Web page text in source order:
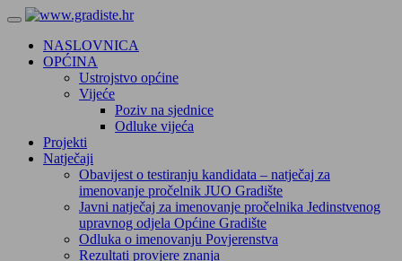
NASLOVNICA
OPĆINA
Ustrojstvo općine
Vijeće
Poziv na sjednice
Odluke vijeća
Projekti
Natječaji
Obavijest o testiranju kandidata – natječaj za
imenovanje pročelnik JUO Gradište
Javni natječaj za imenovanje pročelnika Jedinstvenog
upravnog odjela Općine Gradište
Odluka o imenovanju Povjerenstva
Rezultati provjere znanja